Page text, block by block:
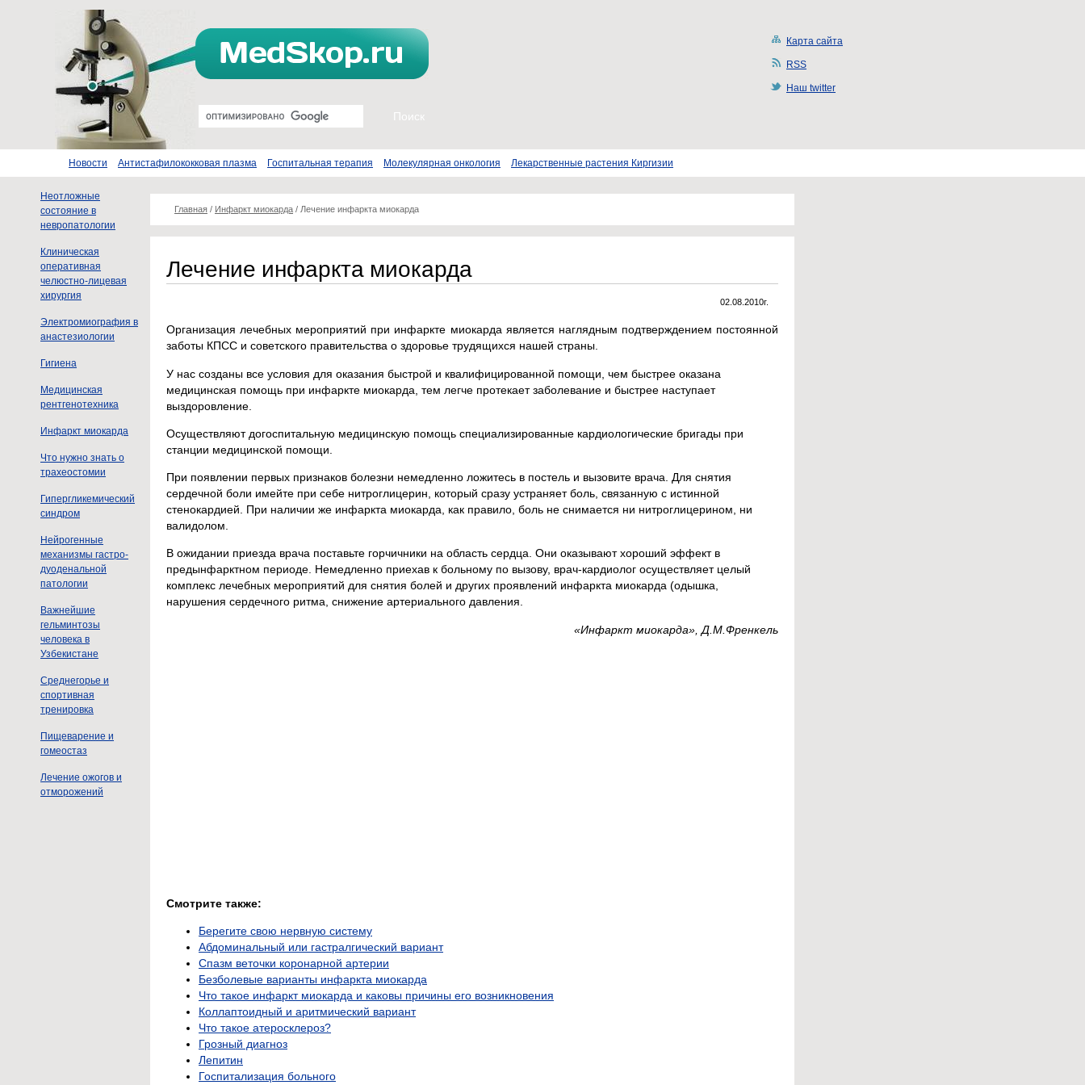
Карта сайта
RSS
Наш twitter
Новости Антистафилококковая плазма Госпитальная терапия Молекулярная онкология Лекарственные растения Киргизии
Неотложные
состояние в
невропатологии
Клиническая
оперативная
челюстно-лицевая
хирургия
Электромиография в
анастезиологии
Гигиена
Медицинская
рентгенотехника
Инфаркт миокарда
Что нужно знать о
трахеостомии
Гипергликемический
синдром
Нейрогенные
механизмы гастро-
дуоденальной
патологии
Важнейшие
гельминтозы
человека в
Узбекистане
Среднегорье и
спортивная
тренировка
Пищеварение и
гомеостаз
Лечение ожогов и
отморожений
Главная / Инфаркт миокарда / Лечение инфаркта миокарда
Лечение инфаркта миокарда
02.08.2010г.
Организация лечебных мероприятий при инфаркте миокарда является наглядным подтверждением постоянной
заботы КПСС и советского правительства о здоровье трудящихся нашей страны.
У нас созданы все условия для оказания быстрой и квалифицированной помощи, чем быстрее оказана
медицинская помощь при инфаркте миокарда, тем легче протекает заболевание и быстрее наступает
выздоровление.
Осуществляют догоспитальную медицинскую помощь специализированные кардиологические бригады при
станции медицинской помощи.
При появлении первых признаков болезни немедленно ложитесь в постель и вызовите врача. Для снятия
сердечной боли имейте при себе нитроглицерин, который сразу устраняет боль, связанную с истинной
стенокардией. При наличии же инфаркта миокарда, как правило, боль не снимается ни нитроглицерином, ни
валидолом.
В ожидании приезда врача поставьте горчичники на область сердца. Они оказывают хороший эффект в
предынфарктном периоде. Немедленно приехав к больному по вызову, врач-кардиолог осуществляет целый
комплекс лечебных мероприятий для снятия болей и других проявлений инфаркта миокарда (одышка,
нарушения сердечного ритма, снижение артериального давления.
«Инфаркт миокарда», Д.М.Френкель
Смотрите также:
Берегите свою нервную систему
Абдоминальный или гастралгический вариант
Спазм веточки коронарной артерии
Безболевые варианты инфаркта миокарда
Что такое инфаркт миокарда и каковы причины его возникновения
Коллаптоидный и аритмический вариант
Что такое атеросклероз?
Грозный диагноз
Лепитин
Госпитализация больного